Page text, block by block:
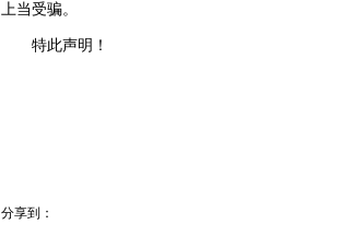
上当受骗。
特此声明！
分享到：